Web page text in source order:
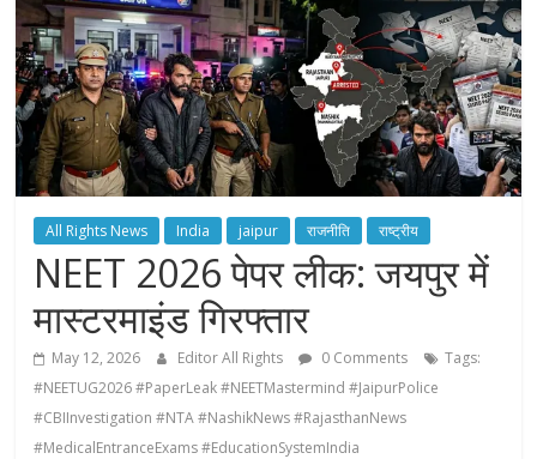
All Rights News India jaipur राजनीति राष्ट्रीय
NEET 2026 पेपर लीक: जयपुर में
मास्टरमाइंड गिरफ्तार
May 12, 2026 Editor All Rights 0 Comments
Tags:
#NEETUG2026 #PaperLeak #NEETMastermind #JaipurPolice
#CBIInvestigation #NTA #NashikNews #RajasthanNews
#MedicalEntranceExams #EducationSystemIndia